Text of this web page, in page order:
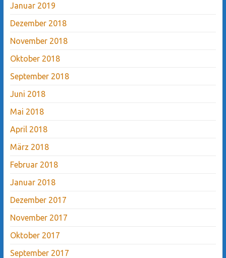
Januar 2019
Dezember 2018
November 2018
Oktober 2018
September 2018
Juni 2018
Mai 2018
April 2018
März 2018
Februar 2018
Januar 2018
Dezember 2017
November 2017
Oktober 2017
September 2017